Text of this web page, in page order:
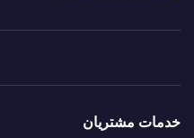
خدمات مشتریان